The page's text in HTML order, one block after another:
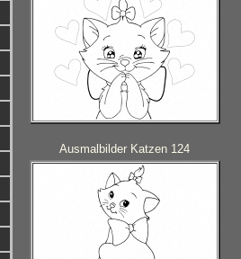
Ausmalbilder Katzen 124